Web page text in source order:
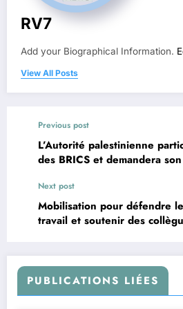
RV7
Add your Biographical Information.
View All Posts
Previous post
L’Autorité palestinienne
des BRICS et demandera
Next post
Mobilisation pour défendre
travail et soutenir des
PUBLICATIONS LIÉES